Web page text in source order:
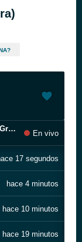
You're The One That I Want - From “Grease” Soundtrack
En vivo
17 segundos
hace 4 minutos
hace 10 minutos
hace 19 minutos